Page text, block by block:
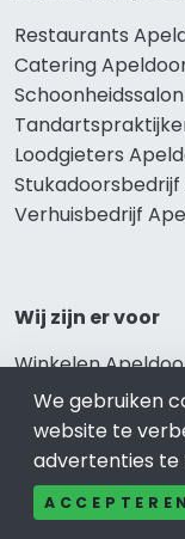
Restaurants
Catering
Loodgieters
Verhuisbedrijf
Wij zijn er voor
Winkelen
Meubel-
Appartementen-
Camping
Overnachten
Vakantiehuis
We gebruiken
website te
advertenties te
ACCEPTEREN